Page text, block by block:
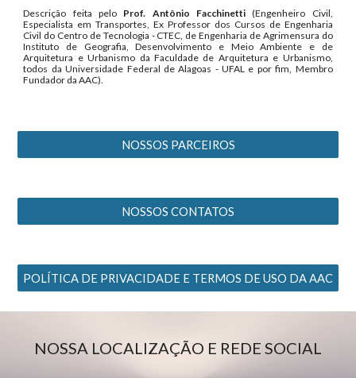
Descrição feita pelo Prof. Antônio Facchinetti(Engenheiro Civil,
Especialista em Transportes, Ex Professor dos Cursos de Engenharia
Civil do Centro de Tecnologia - CTEC, de Engenharia de Agrimensura do
Instituto de Geografia, Desenvolvimento e Meio Ambiente e de
Arquitetura e Urbanismo da Faculdade de Arquitetura e Urbanismo,
todos da Universidade Federal de Alagoas - UFAL e por fim, Membro
Fundador da AAC).
NOSSOS PARCEIROS
NOSSOS CONTATOS
POLÍTICA DE PRIVACIDADE E TERMOS DE USO DA AAC
NOSSA LOCALIZAÇÃO E REDE SOCIAL